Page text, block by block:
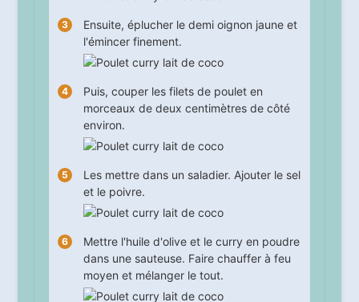
Ensuite, éplucher le demi oignon jaune et
l'émincer finement.
Puis, couper les filets de poulet en
morceaux de deux centimètres de côté
environ.
Les mettre dans un saladier. Ajouter le sel
et le poivre.
Mettre l'huile d'olive et le curry en poudre
dans une sauteuse. Faire chauffer à feu
moyen et mélanger le tout.